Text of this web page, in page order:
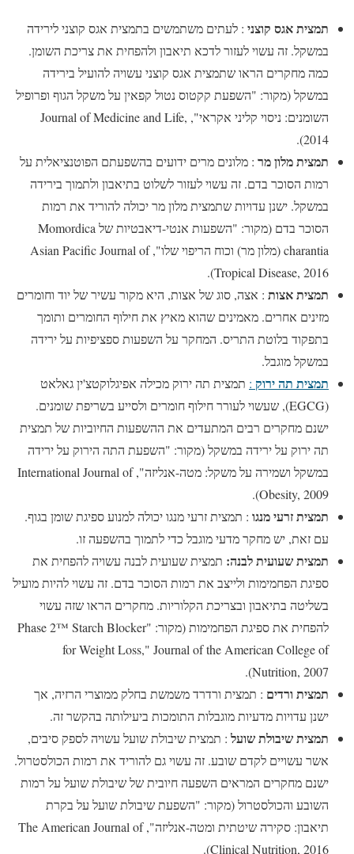
תמצית אגס קוצני : לעתים משתמשים בתמצית אגס קוצני לירידה
במשקל. זה עשוי לעזור לדכא תיאבון ולהפחית את צריכת השומן.
כמה מחקרים הראו שתמצית אגס קוצני עשויה להועיל בירידה
במשקל (מקור: "השפעת קקטוס נטול קפאין על משקל הגוף ופרופיל
השומנים: ניסוי קליני אקראי", Journal of Medicine and Life,
2014).
תמצית מלון מר : מלונים מרים ידועים בהשפעתם הפוטנציאלית על
רמות הסוכר בדם. זה עשוי לעזור לשלוט בתיאבון ולתמוך בירידה
במשקל. ישנן עדויות שתמצית מלון מר יכולה להוריד את רמות
הסוכר בדם (מקור: "השפעות אנטי-דיאבטיות של Momordica
charantia (מלון מר) וכוח הריפוי שלו", Asian Pacific Journal of
Tropical Disease, 2016).
תמצית אצות : אצה, סוג של אצות, היא מקור עשיר של יוד וחומרים
מזינים אחרים. מאמינים שהוא מאיץ את חילוף החומרים ותומך
בתפקוד בלוטת התריס. המחקר על השפעות ספציפיות על ירידה
במשקל מוגבל.
תמצית תה ירוק : תמצית תה ירוק מכילה אפיגלוקטצ'ין גאלאט
(EGCG), שעשוי לעורר חילוף חומרים ולסייע בשריפת שומנים.
ישנם מחקרים רבים המתעדים את ההשפעות החיוביות של תמצית
תה ירוק על ירידה במשקל (מקור: "השפעת התה הירוק על ירידה
במשקל ושמירה על משקל: מטה-אנליזה", International Journal of
Obesity, 2009).
תמצית זרעי מנגו : תמצית זרעי מנגו יכולה למנוע ספיגת שומן בגוף.
עם זאת, יש מחקר מדעי מוגבל כדי לתמוך בהשפעה זו.
תמצית שעועית לבנה: תמצית שעועית לבנה עשויה להפחית את
ספיגת הפחמימות ולייצב את רמות הסוכר בדם. זה עשוי להיות מועיל
בשליטה בתיאבון ובצריכת הקלוריות. מחקרים הראו שזה עשוי
להפחית את ספיגת הפחמימות (מקור: "Phase 2™ Starch Blocker
for Weight Loss," Journal of the American College of
Nutrition, 2007).
תמצית ורדים : תמצית ורדרד משמשת בחלק ממוצרי הרזיה, אך
ישנן עדויות מדעיות מוגבלות התומכות ביעילותה בהקשר זה.
תמצית שיבולת שועל : תמצית שיבולת שועל עשויה לספק סיבים,
אשר עשויים לקדם שובע. זה עשוי גם להוריד את רמות הכולסטרול.
ישנם מחקרים המראים השפעה חיובית של שיבולת שועל על רמות
השובע והכולסטרול (מקור: "השפעת שיבולת שועל על בקרת
תיאבון: סקירה שיטתית ומטה-אנליזה", The American Journal of
Clinical Nutrition, 2016).